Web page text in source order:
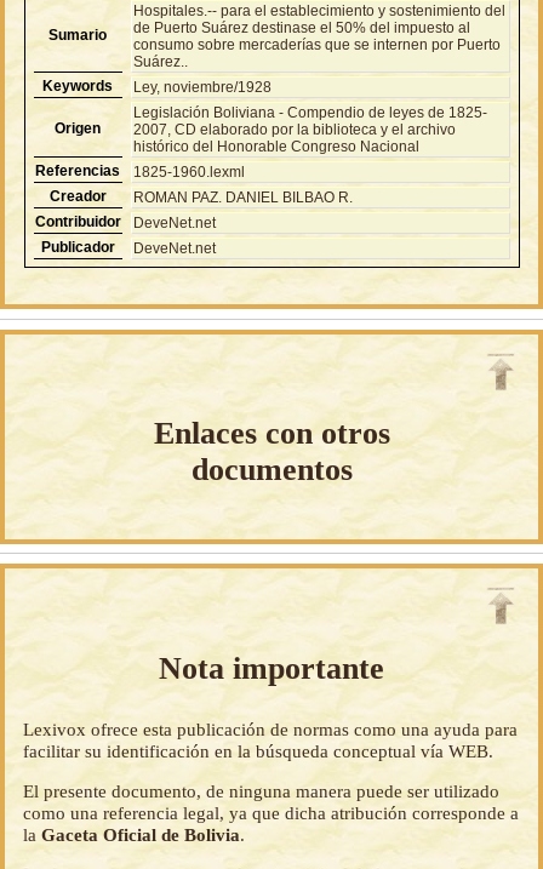
Sumario
Hospitales.-- para el establecimiento y sostenimiento del
de Puerto Suárez destinase el 50% del impuesto al
consumo sobre mercaderías que se internen por Puerto
Suárez..
Keywords
Ley, noviembre/1928
Origen
Legislación Boliviana - Compendio de leyes de 1825-
2007, CD elaborado por la biblioteca y el archivo
histórico del Honorable Congreso Nacional
Referencias
1825-1960.lexml
Creador
ROMAN PAZ. DANIEL BILBAO R.
Contribuidor
DeveNet.net
Publicador
DeveNet.net
Enlaces con otros
documentos
Nota importante
Lexivox ofrece esta publicación de normas como una ayuda para
facilitar su identificación en la búsqueda conceptual vía WEB.
El presente documento, de ninguna manera puede ser utilizado
como una referencia legal, ya que dicha atribución corresponde a
laGaceta Oficial de Bolivia.